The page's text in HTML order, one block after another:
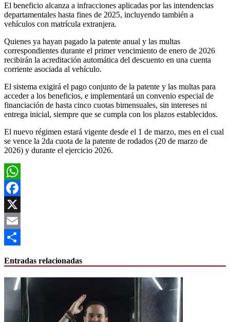
El beneficio alcanza a infracciones aplicadas por las intendencias
departamentales hasta fines de 2025, incluyendo también a
vehículos con matrícula extranjera.
Quienes ya hayan pagado la patente anual y las multas
correspondientes durante el primer vencimiento de enero de 2026
recibirán la acreditación automática del descuento en una cuenta
corriente asociada al vehículo.
El sistema exigirá el pago conjunto de la patente y las multas para
acceder a los beneficios, e implementará un convenio especial de
financiación de hasta cinco cuotas bimensuales, sin intereses ni
entrega inicial, siempre que se cumpla con los plazos establecidos.
El nuevo régimen estará vigente desde el 1 de marzo, mes en el cual
se vence la 2da cuota de la patente de rodados (20 de marzo de
2026) y durante el ejercicio 2026.
WhatsApp
Facebook
X
Email
Entradas relacionadas